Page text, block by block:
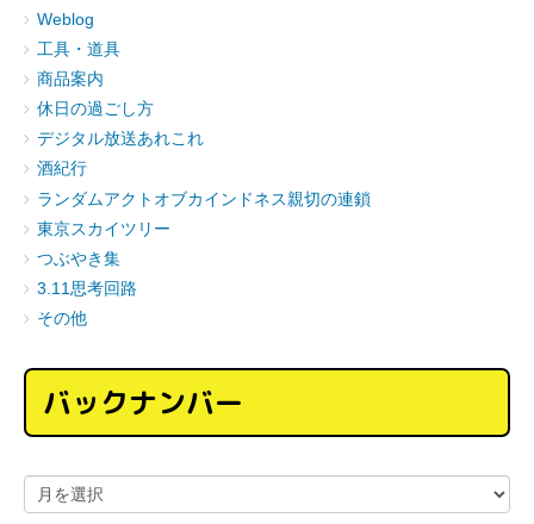
Weblog
工具・道具
商品案内
休日の過ごし方
デジタル放送あれこれ
酒紀行
ランダムアクトオブカインドネス親切の連鎖
東京スカイツリー
つぶやき集
3.11思考回路
その他
バックナンバー